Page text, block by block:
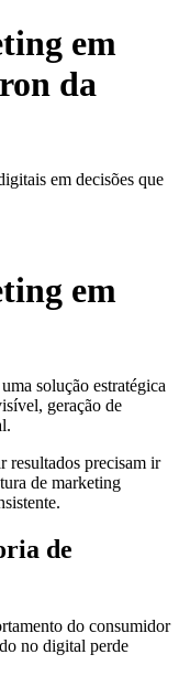
em
da
em decisões que
em
solução estratégica
geração de
resultados precisam ir
de marketing
de
do consumidor
no digital perde